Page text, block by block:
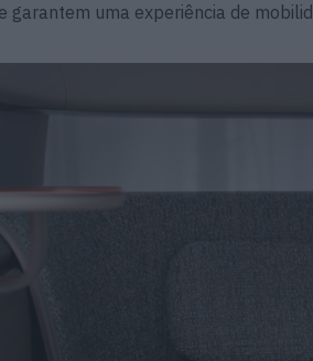
garantem uma experiência de